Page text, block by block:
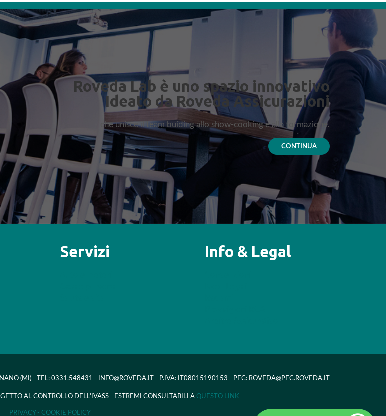
Roveda Lab è uno spazio innovativo
Ideato da Roveda Assicurazioni
che unisce il team buiding allo show-cooking e alla formazione.
CONTINUA
Servizi Info & Legal
(MI) - TEL: 0331.548431 - INFO@ROVEDA.IT - P.IVA: IT08015190153 - PEC: ROVEDA@PEC.ROVEDA.IT
AL CONTROLLO DELL'IVASS - ESTREMI CONSULTABILI A QUESTO LINK
PRIVACY - COOKIE POLICY